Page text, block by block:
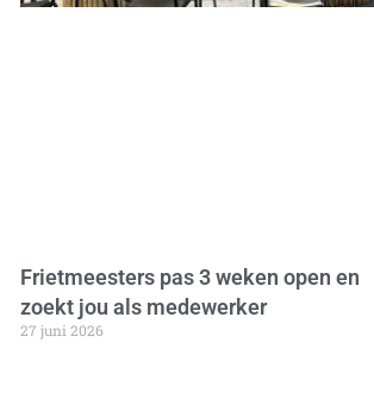
Frietmeesters pas 3 weken open en
zoekt jou als medewerker
27 juni 2026